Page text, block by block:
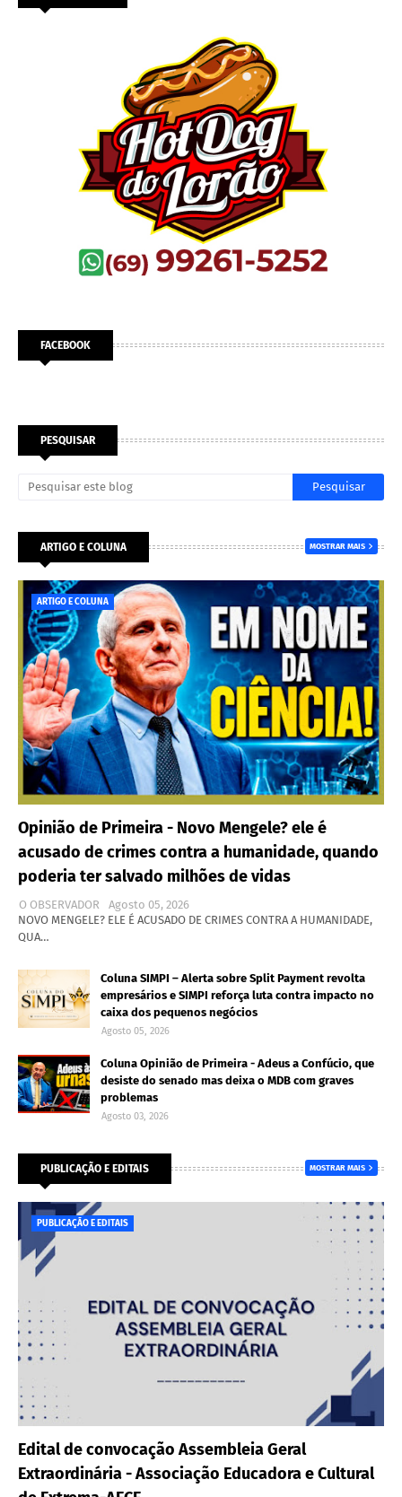
FACEBOOK
PESQUISAR
ARTIGO E COLUNA MOSTRAR MAIS
ARTIGO E COLUNA
Opinião de Primeira - Novo Mengele? ele é
acusado de crimes contra a humanidade, quando
poderia ter salvado milhões de vidas
O OBSERVADOR
Agosto 05, 2026
NOVO MENGELE? ELE É ACUSADO DE CRIMES CONTRA A HUMANIDADE,
QUA…
Coluna SIMPI – Alerta sobre Split Payment revolta
empresários e SIMPI reforça luta contra impacto no
caixa dos pequenos negócios
Agosto 05, 2026
Coluna Opinião de Primeira - Adeus a Confúcio, que
desiste do senado mas deixa o MDB com graves
problemas
Agosto 03, 2026
PUBLICAÇÃO E EDITAIS MOSTRAR MAIS
PUBLICAÇÃO E EDITAIS
Edital de convocação Assembleia Geral
Extraordinária - Associação Educadora e Cultural